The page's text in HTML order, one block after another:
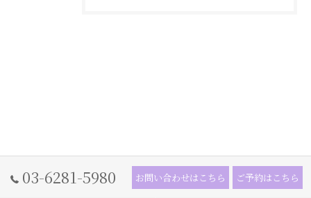
03-6281-5980 お問い合わせはこちら ご予約はこちら